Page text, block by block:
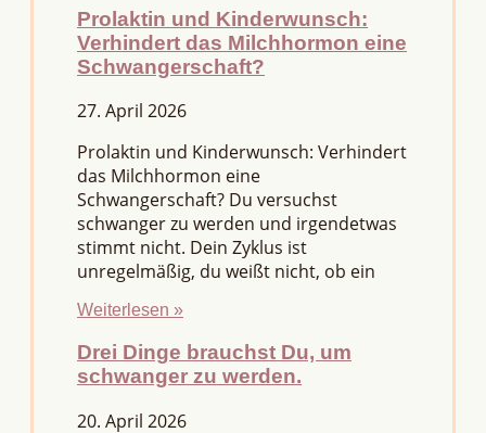
Prolaktin und Kinderwunsch:
Verhindert das Milchhormon eine
Schwangerschaft?
27. April 2026
Prolaktin und Kinderwunsch: Verhindert
das Milchhormon eine
Schwangerschaft? Du versuchst
schwanger zu werden und irgendetwas
stimmt nicht. Dein Zyklus ist
unregelmäßig, du weißt nicht, ob ein
Weiterlesen »
Drei Dinge brauchst Du, um
schwanger zu werden.
20. April 2026